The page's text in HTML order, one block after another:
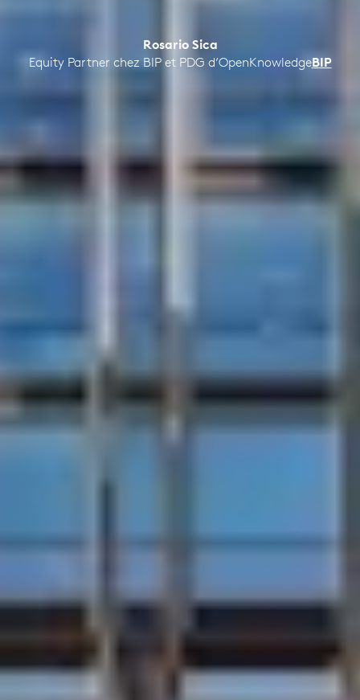
Rosario Sica
Equity Partner chez BIP et PDG d’OpenKnowledgeBIP